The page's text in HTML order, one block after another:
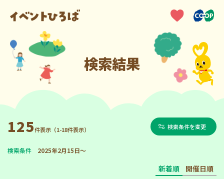
検索結果
125件表示（1-18件表示） 検索条件を変更
検索条件 2025年2月15日～
新着順 開催日順